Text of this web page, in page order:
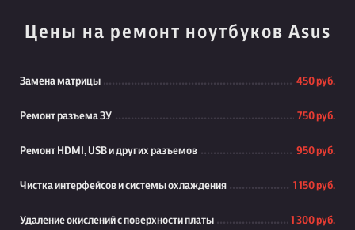
Цены на ремонт ноутбуков Asus
Замена матрицы 450 руб.
Ремонт разъема ЗУ 750 руб.
Ремонт HDMI, USB и других разъемов 950 руб.
Чистка интерфейсов и системы охлаждения 1 150 руб.
Удаление окислений с поверхности платы 1 300 руб.